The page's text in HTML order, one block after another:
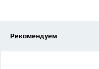
Рекомендуем